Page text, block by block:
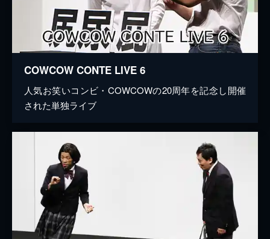
COWCOW CONTE LIVE 6
人気お笑いコンビ・COWCOWの20周年を記念し開催
された単独ライブ